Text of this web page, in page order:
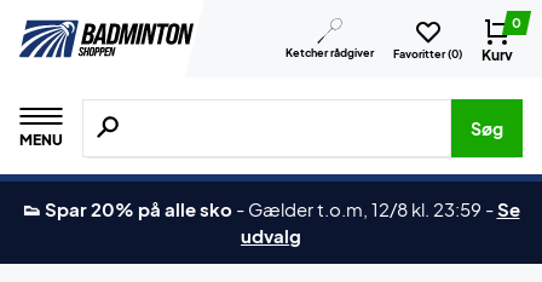
Ketcher rådgiver Favoritter (0)
0
Kurv
MENU
Søg efter produkter, mærker etc.
Søg
👟 Spar 20% på alle sko - Gælder t.o.m, 12/8 kl. 23:59 -Se
udvalg